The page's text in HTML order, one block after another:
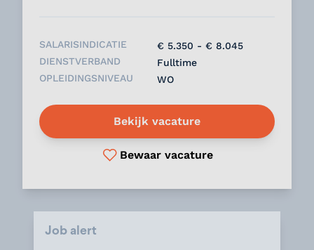
Job alert
SALARISINDICATIE
€ 5.350 - € 8.045
DIENSTVERBAND
Fulltime
OPLEIDINGSNIVEAU
WO
Bekijk vacature
Bewaar vacature